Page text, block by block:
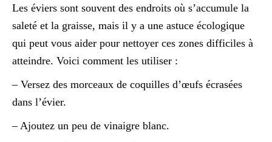
Les éviers sont souvent des endroits où s’accumule la
saleté et la graisse, mais il y a une astuce écologique
qui peut vous aider pour nettoyer ces zones difficiles à
atteindre. Voici comment les utiliser :
– Versez des morceaux de coquilles d’œufs écrasées
dans l’évier.
– Ajoutez un peu de vinaigre blanc.